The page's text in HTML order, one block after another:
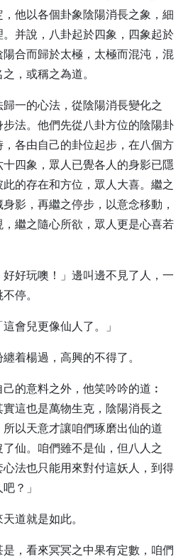
他以各個卦象陰陽消長之象，細
并說，八卦起於四象，四象起於
合而歸於太極，太極而混沌，混
，或稱之為道。
一的心法，從陰陽消長變化之
法。他們先從八卦方位的陰陽卦
各由自己的卦位起步，在八個方
四象，眾人已覺各人的身影已隱
的存在和方位，眾人大喜。繼之
影，再繼之停步，以意念移動，
繼之隨心所欲，眾人更是心喜若
好玩噢！」邊叫邊不見了人，一
停。
會兒更像仙人了。」
着楊過，高興的不得了。
的意料之外，他笑吟吟的道︰
實這也是萬物生克，陰陽消長之
以天意才讓咱們琢磨出仙的道
仙。咱們雖不是仙，但八人之
法也只能用來對付這妖人，到得
？」
道就是如此。
，看來冥冥之中果有定數，咱們